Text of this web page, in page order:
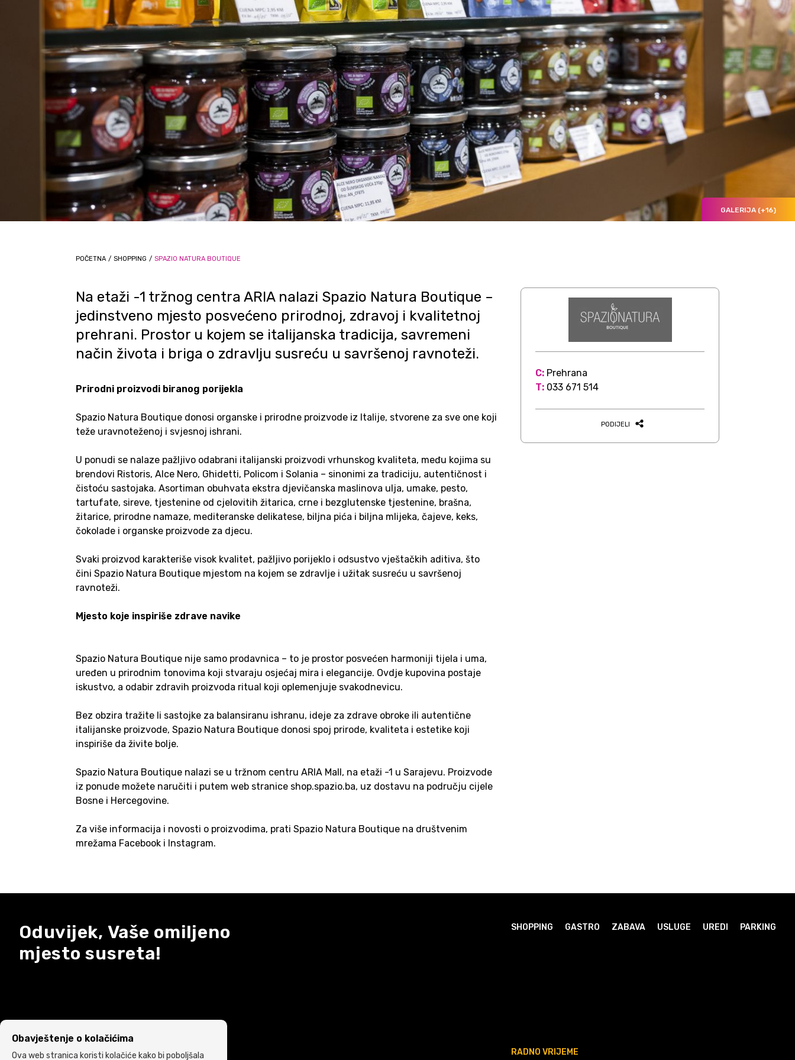
GALERIJA (+16)
POČETNA / SHOPPING / SPAZIO NATURA BOUTIQUE
Na etaži -1 tržnog centra ARIA nalazi Spazio Natura Boutique –
jedinstveno mjesto posvećeno prirodnoj, zdravoj i kvalitetnoj
prehrani. Prostor u kojem se italijanska tradicija, savremeni
način života i briga o zdravlju susreću u savršenoj ravnoteži.
Prirodni proizvodi biranog porijekla
Spazio Natura Boutique donosi organske i prirodne proizvode iz Italije, stvorene za sve one koji
teže uravnoteženoj i svjesnoj ishrani.
U ponudi se nalaze pažljivo odabrani italijanski proizvodi vrhunskog kvaliteta, među kojima su
brendovi Ristoris, Alce Nero, Ghidetti, Policom i Solania – sinonimi za tradiciju, autentičnost i
čistoću sastojaka. Asortiman obuhvata ekstra djevičanska maslinova ulja, umake, pesto,
tartufate, sireve, tjestenine od cjelovitih žitarica, crne i bezglutenske tjestenine, brašna,
žitarice, prirodne namaze, mediteranske delikatese, biljna pića i biljna mlijeka, čajeve, keks,
čokolade i organske proizvode za djecu.
Svaki proizvod karakteriše visok kvalitet, pažljivo porijeklo i odsustvo vještačkih aditiva, što
čini Spazio Natura Boutique mjestom na kojem se zdravlje i užitak susreću u savršenoj
ravnoteži.
Mjesto koje inspiriše zdrave navike
Spazio Natura Boutique nije samo prodavnica – to je prostor posvećen harmoniji tijela i uma,
uređen u prirodnim tonovima koji stvaraju osjećaj mira i elegancije. Ovdje kupovina postaje
iskustvo, a odabir zdravih proizvoda ritual koji oplemenjuje svakodnevicu.
Bez obzira tražite li sastojke za balansiranu ishranu, ideje za zdrave obroke ili autentične
italijanske proizvode, Spazio Natura Boutique donosi spoj prirode, kvaliteta i estetike koji
inspiriše da živite bolje.
Spazio Natura Boutique nalazi se u tržnom centru ARIA Mall, na etaži -1 u Sarajevu. Proizvode
iz ponude možete naručiti i putem web stranice shop.spazio.ba, uz dostavu na području cijele
Bosne i Hercegovine.
Za više informacija i novosti o proizvodima, prati Spazio Natura Boutique na društvenim
mrežama Facebook i Instagram.
C: Prehrana
T: 033 671 514
PODIJELI
Oduvijek, Vaše omiljeno
mjesto susreta!
SHOPPING GASTRO ZABAVA USLUGE UREDI PARKING
RADNO VRIJEME
Obavještenje o kolačićima
Ova web stranica koristi kolačiće kako bi poboljšala